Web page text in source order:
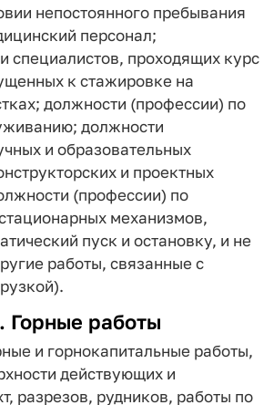
непостоянного пребывания
персонал;
специалистов, проходящих курс
к стажировке на
должности (профессии) по
должности
и образовательных
и проектных
(профессии) по
механизмов,
пуск и остановку, и не
работы, связанные с
Горные работы
и горнокапитальные работы,
действующих и
разрезов, рудников, работы по